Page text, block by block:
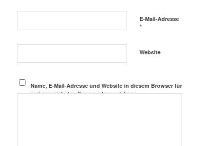
E-Mail-Adresse
*
Website
Name, E-Mail-Adresse und Website in diesem Browser für
meinen nächsten Kommentar speichern.